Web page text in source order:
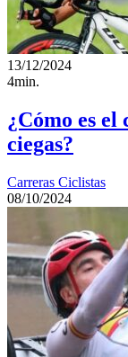
13/12/2024
4min.
¿Cómo es
ciegas?
Carreras Ciclistas
08/10/2024